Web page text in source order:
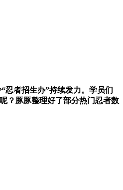
忍者招生办”持续发力。学员们
？豚豚整理好了部分热门忍者数